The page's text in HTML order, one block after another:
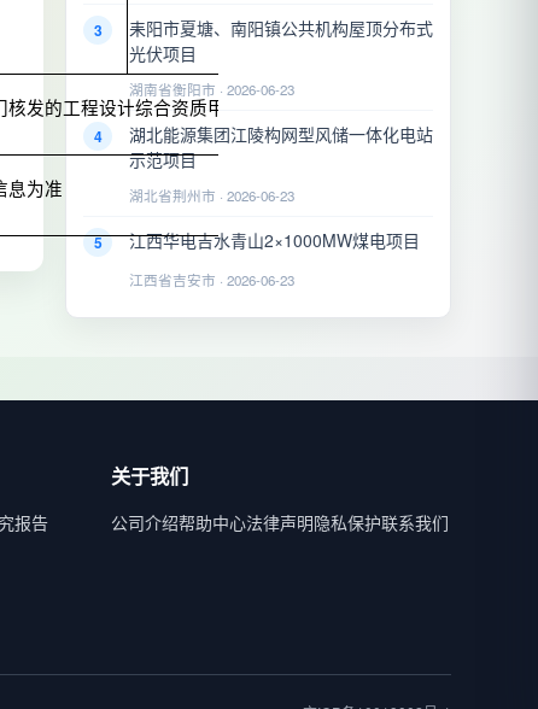
发的工程设计综合资质甲级资质；
息为准
3
耒阳市夏塘、南阳镇公共机构屋顶分布式
光伏项目
湖南省衡阳市 · 2026-06-23
4
湖北能源集团江陵构网型风储一体化电站
示范项目
湖北省荆州市 · 2026-06-23
5 江西华电吉水青山2×1000MW煤电项目
江西省吉安市 · 2026-06-23
报告
关于我们
公司介绍帮助中心法律声明隐私保护联系我们